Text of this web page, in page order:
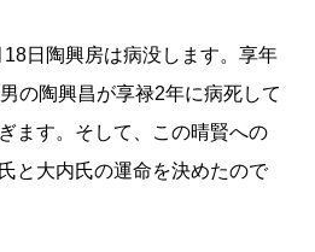
日陶興房は病没します。享年
の陶興昌が享禄2年に病死して
ます。そして、この晴賢への
と大内氏の運命を決めたので